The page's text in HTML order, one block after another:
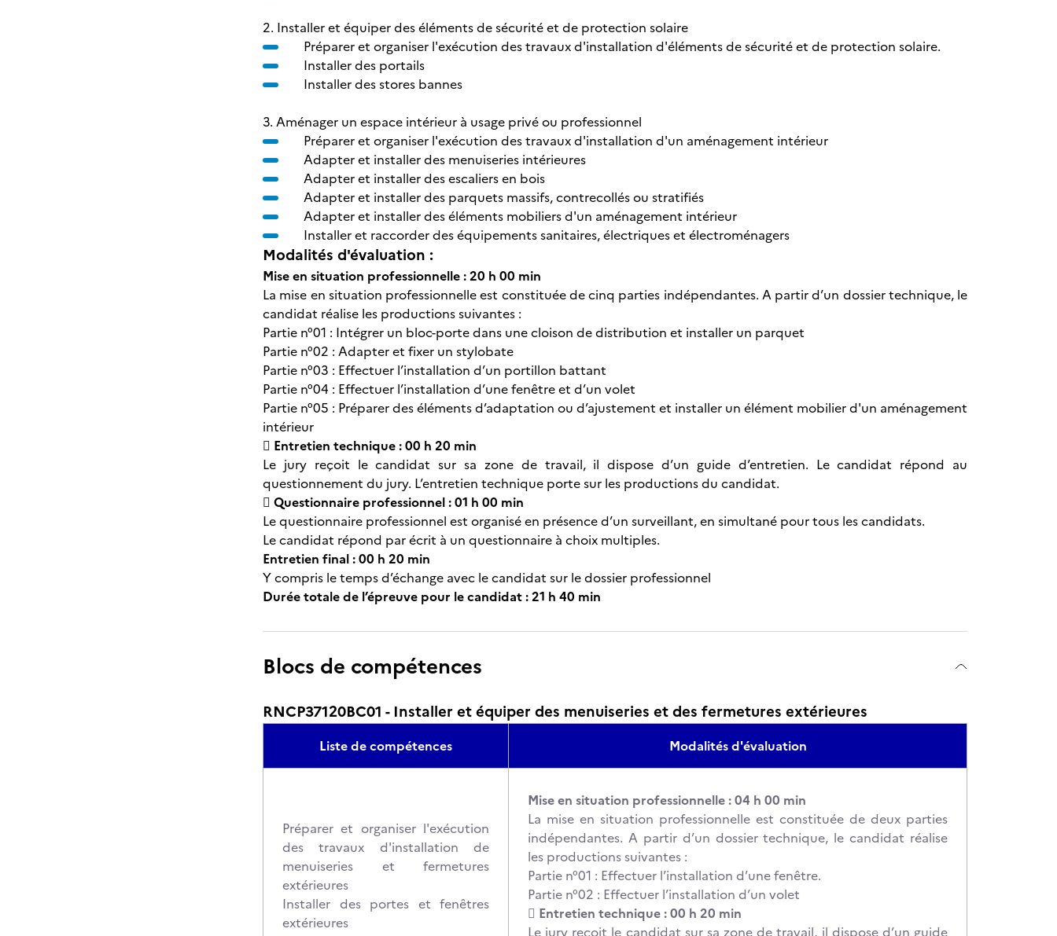
2. Installer et équiper des éléments de sécurité et de protection solaire
Préparer et organiser l'exécution des travaux d'installation d'éléments de sécurité et de protection solaire.
Installer des portails
Installer des stores bannes
3. Aménager un espace intérieur à usage privé ou professionnel
Préparer et organiser l'exécution des travaux d'installation d'un aménagement intérieur
Adapter et installer des menuiseries intérieures
Adapter et installer des escaliers en bois
Adapter et installer des parquets massifs, contrecollés ou stratifiés
Adapter et installer des éléments mobiliers d'un aménagement intérieur
Installer et raccorder des équipements sanitaires, électriques et électroménagers
Modalités d'évaluation :
Mise en situation professionnelle : 20 h 00 min
La mise en situation professionnelle est constituée de cinq parties indépendantes. A partir d’un dossier technique, le
candidat réalise les productions suivantes :
Partie n°01 : Intégrer un bloc-porte dans une cloison de distribution et installer un parquet
Partie n°02 : Adapter et fixer un stylobate
Partie n°03 : Effectuer l’installation d’un portillon battant
Partie n°04 : Effectuer l’installation d’une fenêtre et d’un volet
Partie n°05 : Préparer des éléments d’adaptation ou d’ajustement et installer un élément mobilier d'un aménagement
intérieur
 Entretien technique : 00 h 20 min
Le jury reçoit le candidat sur sa zone de travail, il dispose d’un guide d’entretien. Le candidat répond au
questionnement du jury. L’entretien technique porte sur les productions du candidat.
 Questionnaire professionnel : 01 h 00 min
Le questionnaire professionnel est organisé en présence d’un surveillant, en simultané pour tous les candidats.
Le candidat répond par écrit à un questionnaire à choix multiples.
Entretien final : 00 h 20 min
Y compris le temps d’échange avec le candidat sur le dossier professionnel
Durée totale de l’épreuve pour le candidat : 21 h 40 min
Blocs de compétences
RNCP37120BC01 - Installer et équiper des menuiseries et des fermetures extérieures
Liste de compétences Modalités d'évaluation
Préparer et organiser l'exécution
des travaux d'installation de
menuiseries et fermetures
extérieures
Installer des portes et fenêtres
extérieures
Mise en situation professionnelle : 04 h 00 min
La mise en situation professionnelle est constituée de deux parties
indépendantes. A partir d’un dossier technique, le candidat réalise
les productions suivantes :
Partie n°01 : Effectuer l’installation d’une fenêtre.
Partie n°02 : Effectuer l’installation d’un volet
 Entretien technique : 00 h 20 min
Le jury reçoit le candidat sur sa zone de travail, il dispose d’un guide